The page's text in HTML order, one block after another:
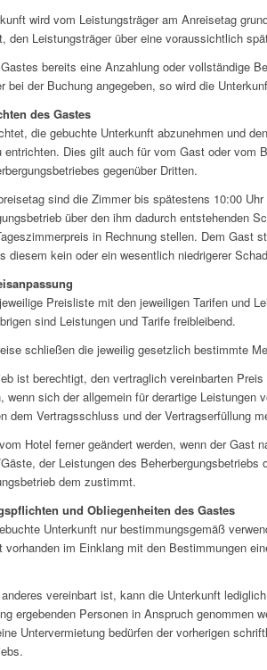
wird vom Leistungsträger am Anreisetag
den Leistungsträger über eine voraussichtlich
bereits eine Anzahlung oder vollständige
bei der Buchung angegeben, so wird die
des Gastes
die gebuchte Unterkunft abzunehmen und
entrichten. Dies gilt auch für vom Gast oder vom
gegenüber Dritten.
sind die Zimmer bis spätestens 10:00
über den ihm dadurch entstehenden
in Rechnung stellen. Dem Gast
diesem kein oder ein wesentlich niedrigerer
Preisliste mit den jeweiligen Tarifen und
sind Leistungen und Tarife freibleibend.
schließen die jeweilig gesetzlich bestimmte
ist berechtigt, den vertraglich vereinbarten
wenn sich der allgemein für derartige Leistungen
dem Vertragsschluss und der Vertragserfüllung
Hotel ferner geändert werden, wenn der Gast
der Leistungen des
dem zustimmt.
und Obliegenheiten des Gastes
Unterkunft nur bestimmungsgemäß
vorhanden im Einklang mit den Bestimmungen
vereinbart ist, kann die Unterkunft
ergebenden Personen in Anspruch genommen
Untervermietung bedürfen der vorherigen